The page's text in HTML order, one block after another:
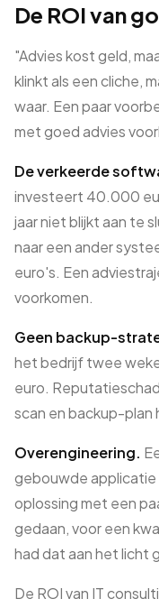
De ROI van
"Advies kost geld,
klinkt als een cliche,
waar. Een paar
met goed advies
De verkeerde
investeert 40.000
jaar niet blijkt aan te
naar een ander
euro's. Een
voorkomen.
Geen backup-
het bedrijf twee
euro.
scan en backup-
Overengineering.
gebouwde
oplossing met een
gedaan, voor een
had dat aan het licht
De ROI van IT